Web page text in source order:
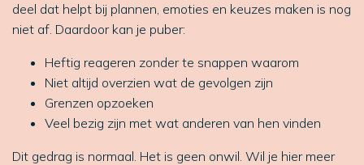
deel dat helpt bij plannen, emoties en keuzes maken is nog
niet af. Daardoor kan je puber:
Heftig reageren zonder te snappen waarom
Niet altijd overzien wat de gevolgen zijn
Grenzen opzoeken
Veel bezig zijn met wat anderen van hen vinden
Dit gedrag is normaal. Het is geen onwil. Wil je hier meer